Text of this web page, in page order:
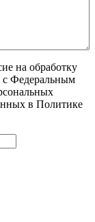
на обработку
с Федеральным
в Политике